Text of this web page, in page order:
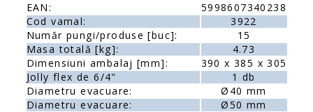
EAN:
5998607340238
Cod vamal:
3922
Număr pungi/produse [buc]:
15
Masa totală [kg]:
4.73
Dimensiuni ambalaj [mm]:
390 x 385 x 305
Jolly flex de 6/4"
1 db
Diametru evacuare:
Ø40 mm
Diametru evacuare:
Ø50 mm